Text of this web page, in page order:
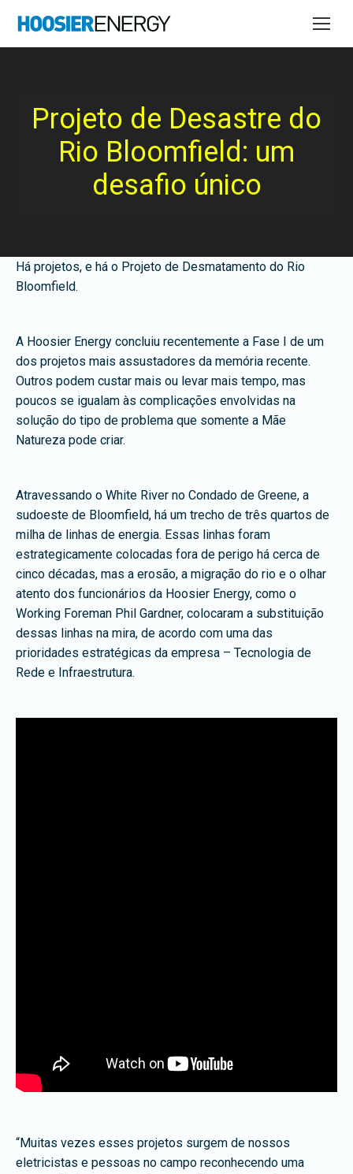
Projeto de Desastre do
Rio Bloomfield: um
desafio único
Há projetos, e há o Projeto de Desmatamento do Rio
Bloomfield.
A Hoosier Energy concluiu recentemente a Fase I de um
dos projetos mais assustadores da memória recente.
Outros podem custar mais ou levar mais tempo, mas
poucos se igualam às complicações envolvidas na
solução do tipo de problema que somente a Mãe
Natureza pode criar.
Atravessando o White River no Condado de Greene, a
sudoeste de Bloomfield, há um trecho de três quartos de
milha de linhas de energia. Essas linhas foram
estrategicamente colocadas fora de perigo há cerca de
cinco décadas, mas a erosão, a migração do rio e o olhar
atento dos funcionários da Hoosier Energy, como o
Working Foreman Phil Gardner, colocaram a substituição
dessas linhas na mira, de acordo com uma das
prioridades estratégicas da empresa – Tecnologia de
Rede e Infraestrutura.
“Muitas vezes esses projetos surgem de nossos
eletricistas e pessoas no campo reconhecendo uma